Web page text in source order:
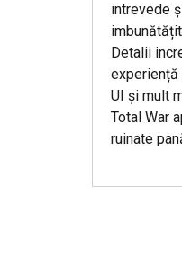
intrevede
Detalii
experiență
UI și mult
Total War
ruinate